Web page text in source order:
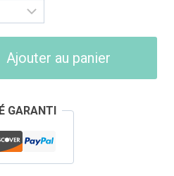
Ajouter au panier
GARANTI